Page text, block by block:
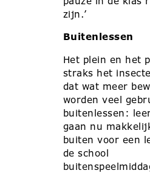
zijn.’
Buitenlessen
Het plein en het
straks het
dat wat meer
worden veel
buitenlessen:
gaan nu
buiten voor een
de school